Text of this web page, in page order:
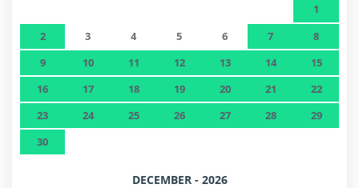
1
2
3 4 5 6 7
8
9
10 11 12 13 14
15
16
17 18 19 20 21
22
23
24 25 26 27 28
29
30
DECEMBER - 2026